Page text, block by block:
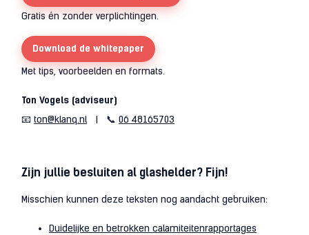
Gratis én zonder verplichtingen.
Download de whitepaper
Met tips, voorbeelden en formats.
Ton Vogels (adviseur)
📧 ton@klanq.nl | 📞 06 48165703
Zijn jullie besluiten al glashelder? Fijn!
Misschien kunnen deze teksten nog aandacht gebruiken:
Duidelijke en betrokken calamiteitenrapportages